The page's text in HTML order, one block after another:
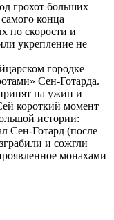
грохот больших
конца
по скорости и
укрепление не
городке
Сен-Готарда.
на ужин и
короткий момент
истории:
Сен-Готард (после
и сожгли
монахами